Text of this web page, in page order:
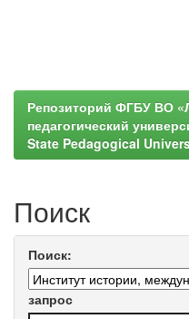
Репозиторий ФГБУ ВО
педагогический
State Pedagogical
Поиск
Поиск:
запрос